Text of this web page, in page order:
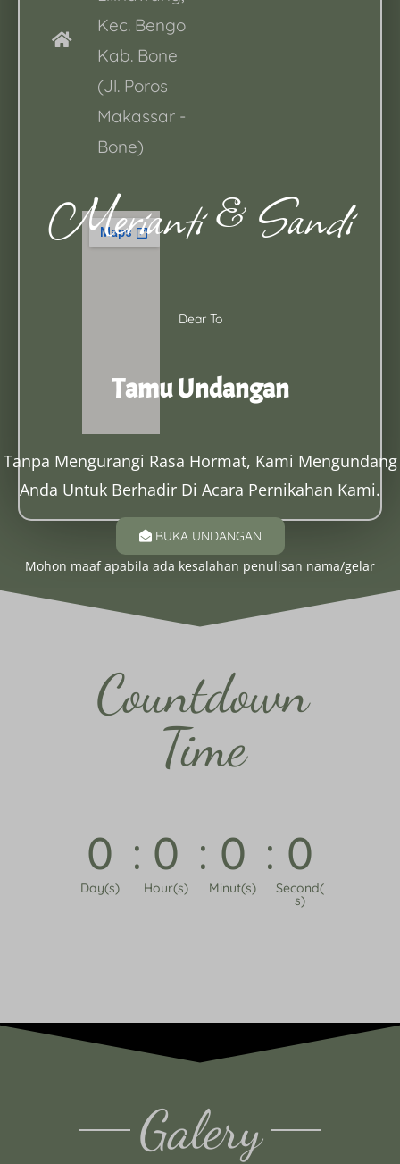
Merianti & Sandi
Dear To
Tamu Undangan
Tanpa Mengurangi Rasa Hormat, Kami Mengundang
Anda Untuk Berhadir Di Acara Pernikahan Kami.
BUKA UNDANGAN
Mohon maaf apabila ada kesalahan penulisan nama/gelar
Kec. Bengo
Kab. Bone
(Jl. Poros
Makassar -
Bone)
Countdown
Time
0
Day(s)
0
Hour(s)
0
Minut(s)
0
Second(
s)
Galery